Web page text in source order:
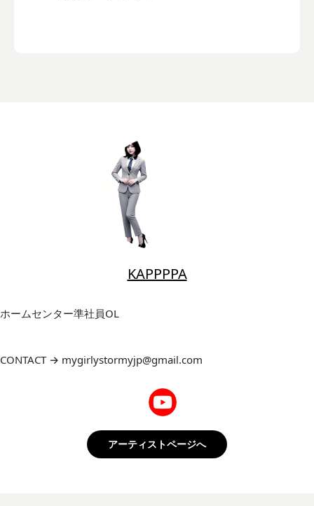
KAPPPPA
ホームセンター準社員OL
CONTACT → mygirlystormyjp@gmail.com
アーティストページへ